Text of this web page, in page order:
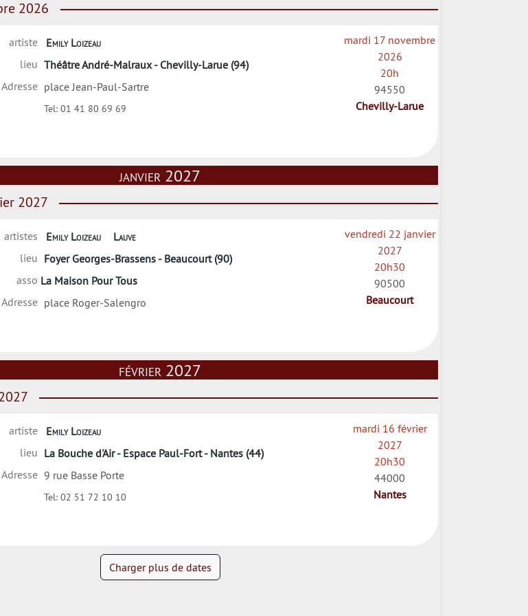
2026
artiste
Emily Loizeau
lieu Théâtre André-Malraux - Chevilly-Larue (94)
Adresse place Jean-Paul-Sartre
Tel:01 41 80 69 69
mardi 17 novembre
2026
20h
94550
Chevilly-Larue
janvier 2027
2027
artistes Emily Loizeau
Lauve
lieu Foyer Georges-Brassens - Beaucourt (90)
asso La Maison Pour Tous
Adresse place Roger-Salengro
vendredi 22 janvier
2027
20h30
90500
Beaucourt
février 2027
artiste
Emily Loizeau
lieu La Bouche d'Air - Espace Paul-Fort - Nantes (44)
Adresse 9 rue Basse Porte
Tel:02 51 72 10 10
mardi 16 février
2027
20h30
44000
Nantes
Charger plus de dates